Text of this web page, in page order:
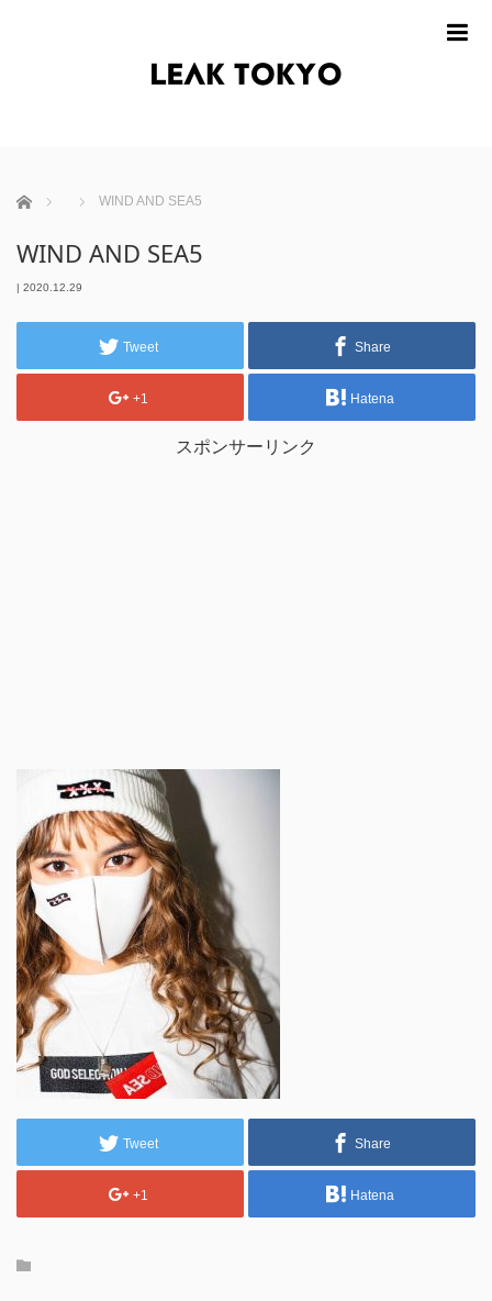
ホーム WIND AND SEA 5
WIND AND SEA 5
| 2020.12.29
Tweet Share
+1 Hatena
スポンサーリンク
Tweet Share
+1 Hatena